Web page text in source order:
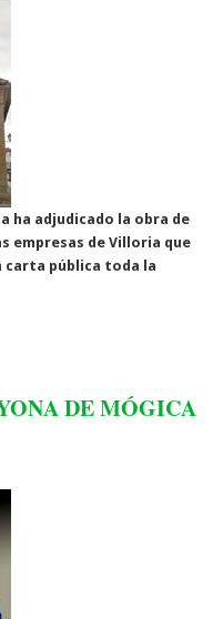
ha adjudicado la obra de
empresas de Villoria que
pública toda la
DE MÓGICA